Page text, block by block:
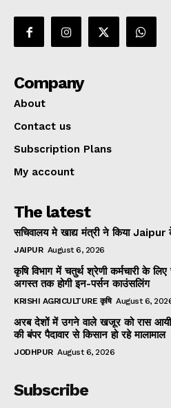
Company
About
Contact us
Subscription Plans
My account
The latest
सचिवालय मे खाद्य मंत्री ने किया Jaipur
JAIPUR August 6, 2026
कृषि विभाग में चतुर्थ श्रेणी कर्मचारी के
अगस्त तक होगी इन-पर्सन काउंसलिंग
KRISHI AGRICULTURE कृषि August 6,
अरब देशों में उगने वाले खजूर को रास आयी
की बंपर पैदावार से किसान हो रहे मालामाल
JODHPUR August 6, 2026
Subscribe